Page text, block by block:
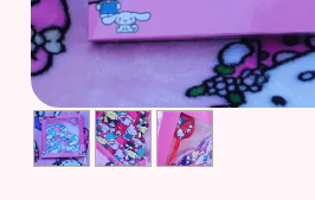
Nos réseaux